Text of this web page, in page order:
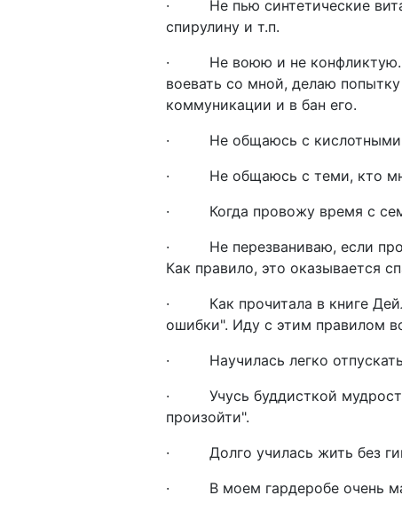
· Не пью синтетические
спирулину и т.п.
· Не воюю и не конфликтую.
воевать со мной, делаю
коммуникации и в бан его.
· Не общаюсь с кислотными
· Не общаюсь с теми, кто
· Когда провожу время с
· Не перезваниваю, если
Как правило, это оказывается
· Как прочитала в книге
ошибки". Иду с этим правилом
· Научилась легко отпускать
· Учусь буддисткой
произойти".
· Долго училась жить без
· В моем гардеробе очень